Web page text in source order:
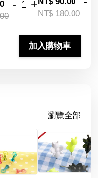
- +
NT$ 180.00
加入購物車
瀏覽全部